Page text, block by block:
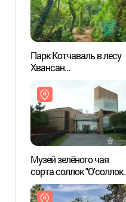
Парк Котчаваль в лесу
Хвансан
Музей зелёного чая
сорта соллок "О'соллок"
на Чечжудо
(오설록티뮤지엄)